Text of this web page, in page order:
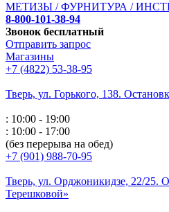
МЕТИЗЫ / ФУРНИТУРА /
8-800-101-38-94
Звонок бесплатный
Отправить запрос
Магазины
+7 (4822) 53-38-95
Тверь, ул. Горького, 138.
: 10:00 - 19:00
: 10:00 - 17:00
(без перерыва на обед)
+7 (901) 988-70-95
Тверь, ул. Орджоникидзе, 22/25.
Терешковой»